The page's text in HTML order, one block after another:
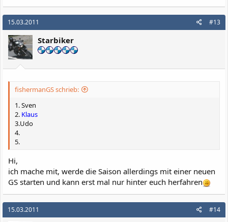
gruss sven
15.03.2011 #13
Starbiker
fishermanGS schrieb:
1. Sven
2. Klaus
3.Udo
4.
5.
Hi,
ich mache mit, werde die Saison allerdings mit einer neuen
GS starten und kann erst mal nur hinter euch herfahren
15.03.2011 #14